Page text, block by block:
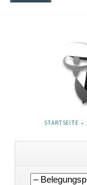
NAVIGATION
STARTSEITE
Navigation